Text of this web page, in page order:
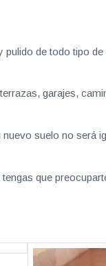
de todo tipo de
garajes,
suelo no será
que